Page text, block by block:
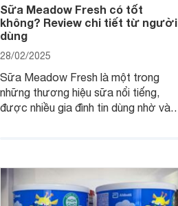
Sữa Meadow Fresh có tốt
không? Review chi tiết từ người
dùng
28/02/2025
Sữa Meadow Fresh là một trong
những thương hiệu sữa nổi tiếng,
được nhiều gia đình tin dùng nhờ vào
dưỡng có gì đặc biệt? Giá sữa
Meadow Fresh trên thị trường hiện
nay ra sao? Hãy cùng tìm hiểu ngay.